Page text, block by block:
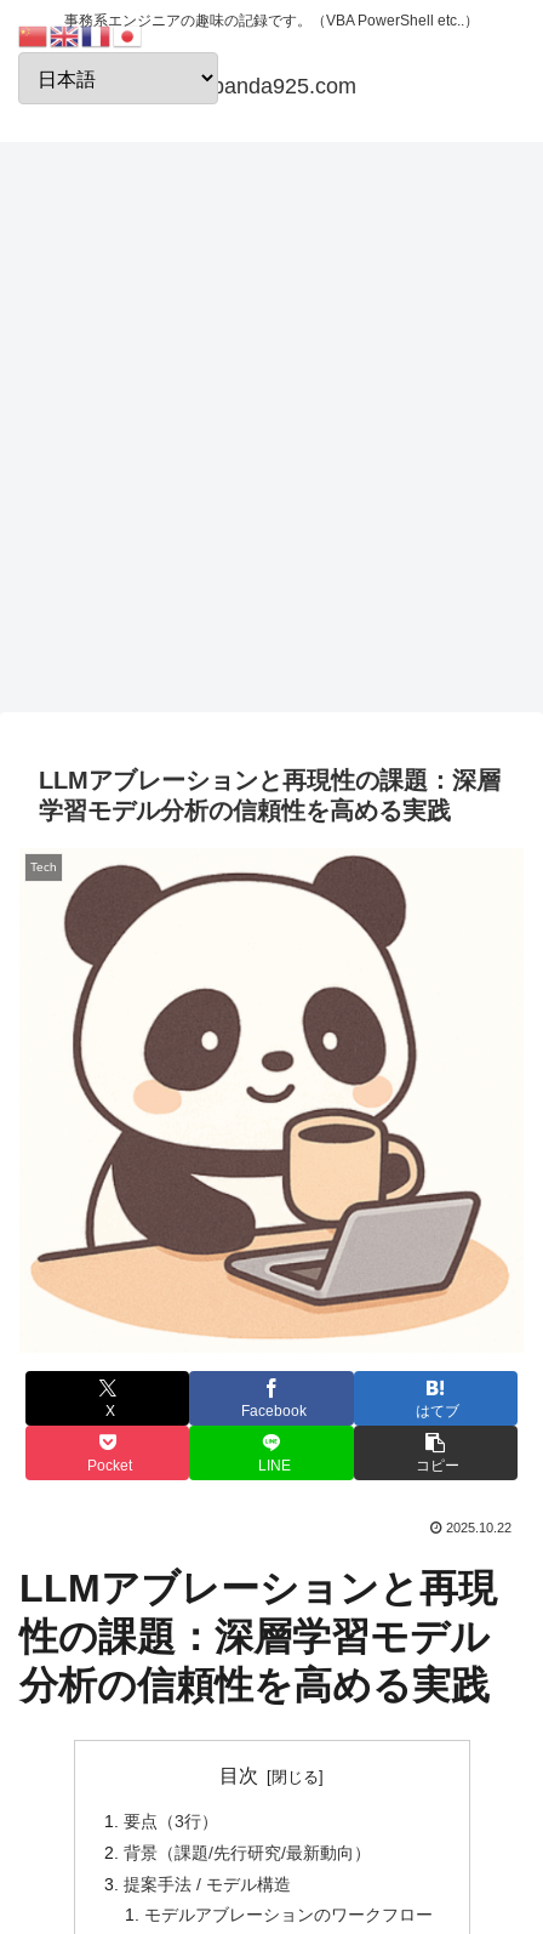
事務系エンジニアの趣味の記録です。（VBA PowerShell etc..）
papanda925.com
LLMアブレーションと再現性の課題：深層
学習モデル分析の信頼性を高める実践
Tech
X Facebook はてブ
Pocket LINE コピー
2025.10.22
LLMアブレーションと再現
性の課題：深層学習モデル
分析の信頼性を高める実践
目次
要点（3行）
背景（課題/先行研究/最新動向）
提案手法 / モデル構造
モデルアブレーションのワークフロー